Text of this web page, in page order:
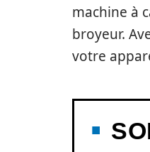
machine à
broyeur.
votre